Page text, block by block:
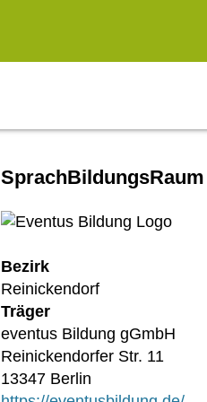
SprachBildungsRaum
Bezirk
Reinickendorf
Träger
eventus Bildung gGmbH
Reinickendorfer Str. 11
13347 Berlin